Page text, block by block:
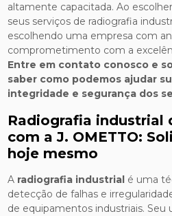
altamente capacitada. Ao
seus serviços de radiografia
escolhendo uma empresa com
comprometimento com a
Entre em contato conosco e
saber como podemos ajudar
integridade e segurança dos
Radiografia industrial
com a J. OMETTO:
hoje mesmo
A radiografia industrial é uma
detecção de falhas e
de equipamentos industriais. Seu